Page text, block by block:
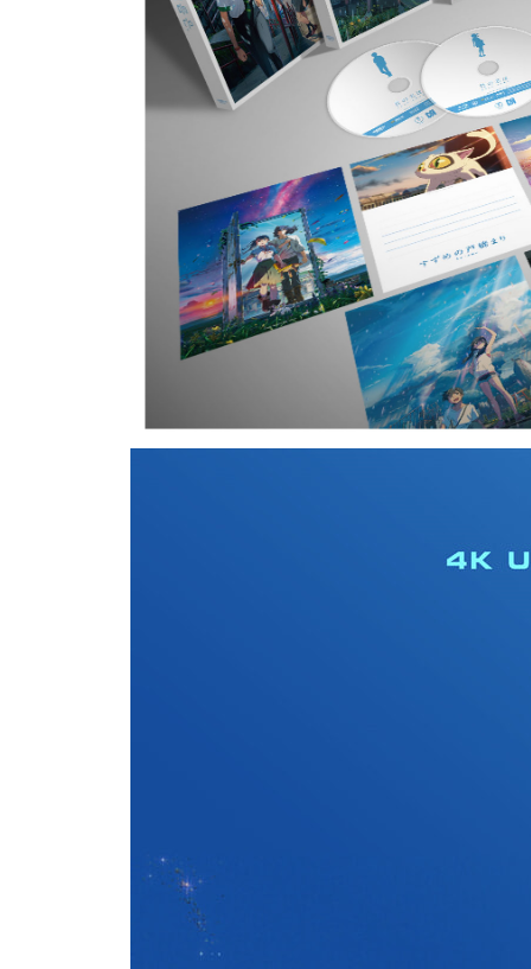
Trailer (2분 4초)
The Making of "Suzume" (78분 20초)
Alternate Ending: "I'm home" ver. (1분 10초)
Trailer for TV (3분 27초)
Web Commercial (4분 26초)
Trailer (2분 4초)